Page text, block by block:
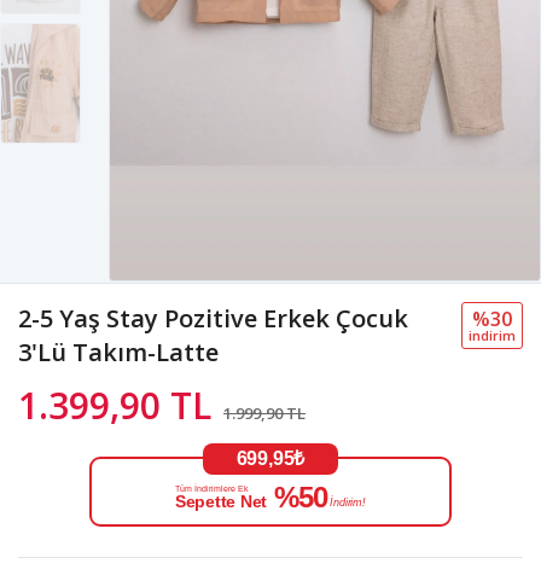
2-5 Yaş Stay Pozitive Erkek Çocuk
3'Lü Takım-Latte
1.399,90 TL 1.999,90 TL
%30
i̇ndi̇ri̇m
699,95₺
Tüm İndirimlere Ek
Sepette Net %50 İndirim!